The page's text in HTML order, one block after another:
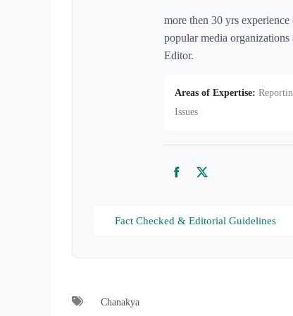
more then 30 yrs
popular media
Editor.
Areas of Expertise:
Issues
FacebookTwitter
Fact Checked & Editorial Guidelines
Chanakya